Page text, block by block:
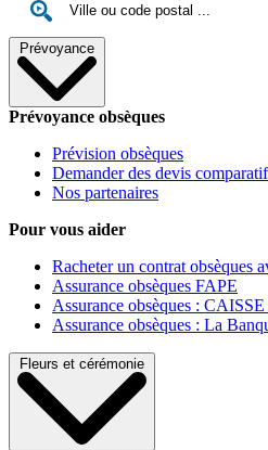
Prévoyance
Prévoyance obsèques
Prévision obsèques
Demander des devis
Nos partenaires
Pour vous aider
Racheter un contrat obsèques
Assurance obsèques FAPE
Assurance obsèques :
Assurance obsèques : La
Fleurs et cérémonie